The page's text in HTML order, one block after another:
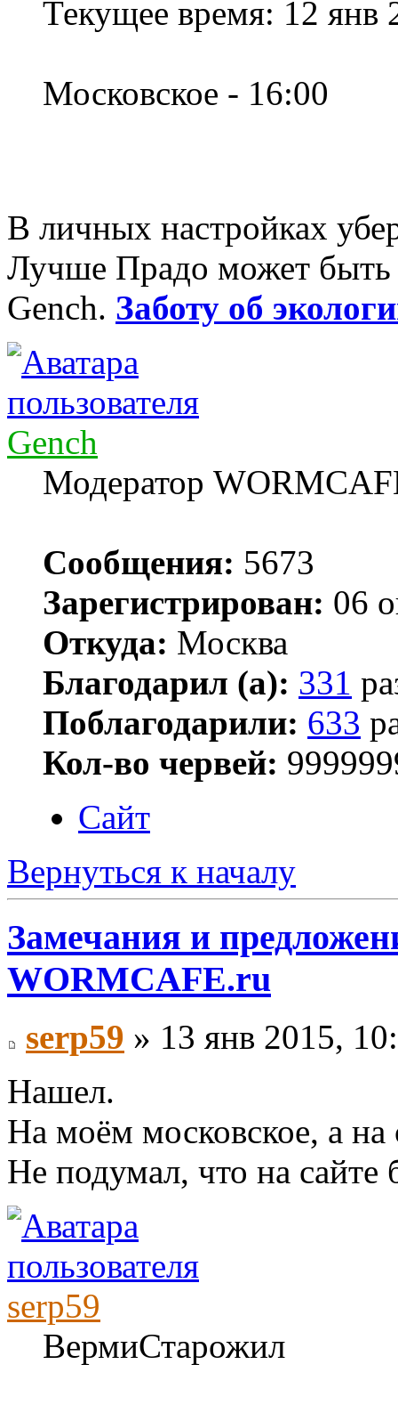
Текущее время: 12 янв
Московское - 16:00
В личных настройках
Лучше Прадо может
Gench. Заботу об
Gench
Модератор
Сообщения: 5673
Зарегистрирован: 06
Откуда: Москва
Благодарил (а): 331
Поблагодарили: 633
Кол-во червей:
Сайт
Вернуться к началу
Замечания и
WORMCAFE.ru
serp59 » 13 янв 2015,
Нашел.
На моём московское, а на
Не подумал, что на сайте
serp59
ВермиСтарожил